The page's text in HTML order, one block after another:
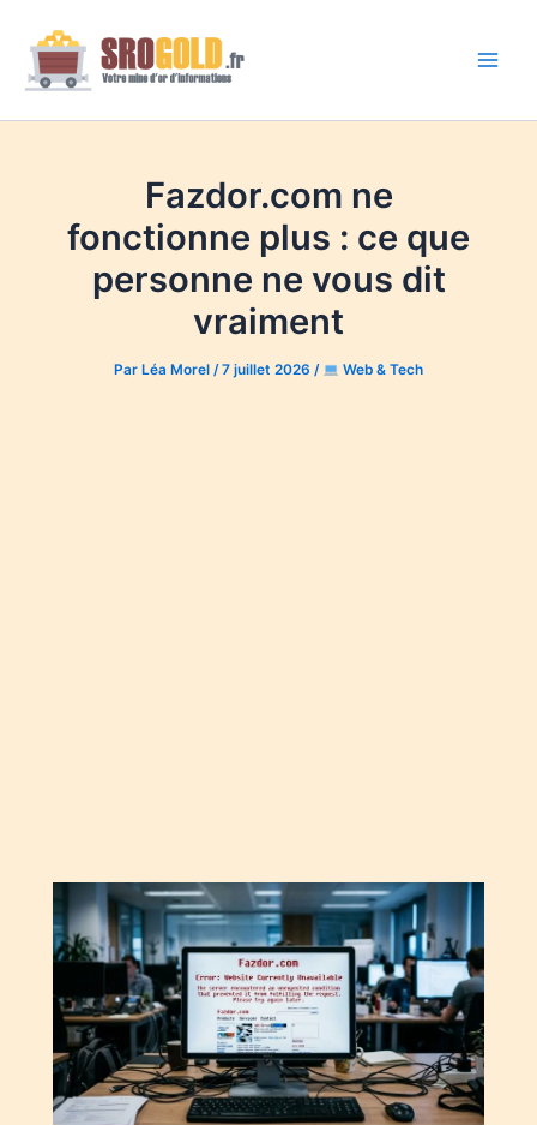
contenu
Fazdor.com ne
fonctionne plus : ce que
personne ne vous dit
vraiment
Par Léa Morel/7 juillet 2026/ Web & Tech